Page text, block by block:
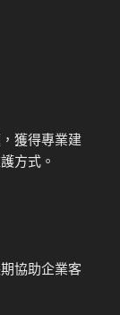
獲得專業建
方式。
協助企業客